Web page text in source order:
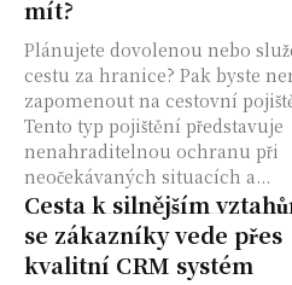
mít?
Plánujete dovolenou nebo
cestu za hranice? Pak byste
zapomenout na cestovní
Tento typ pojištění představuje
nenahraditelnou ochranu při
neočekávaných situacích a...
Cesta k silnějším
se zákazníky vede přes
kvalitní CRM systém